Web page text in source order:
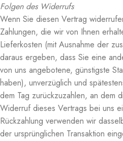
Folgen des Widerrufs
Wenn Sie diesen Vertrag
Zahlungen, die wir von Ihnen
Lieferkosten (mit Ausnahme der
daraus ergeben, dass Sie eine
von uns angebotene, günstigste
haben), unverzüglich und
dem Tag zurückzuzahlen, an dem
Widerruf dieses Vertrags bei uns
Rückzahlung verwenden wir
der ursprünglichen Transaktion